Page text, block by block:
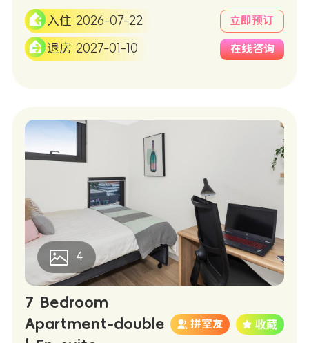
入住 2026-07-22
退房 2027-01-10
立即预订
在线咨询
4
7 Bedroom
Apartment-double
拼室友